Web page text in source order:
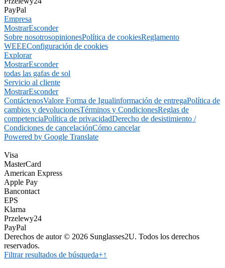
PayPal
Empresa
MostrarEsconder
Sobre nosotrosopinionesPolítica de cookiesReglamento
WEEEConfiguración de cookies
Explorar
MostrarEsconder
todas las gafas de sol
Servicio al cliente
MostrarEsconder
ContáctenosValore Forma de Igualinformación de entregaPolítica de
cambios y devolucionesTérminos y CondicionesReglas de
competenciaPolítica de privacidadDerecho de desistimiento /
Condiciones de cancelaciónCómo cancelar
Powered by Google Translate
Visa
MasterCard
American Express
Apple Pay
Bancontact
EPS
Klarna
Przelewy24
PayPal
Derechos de autor © 2026 Sunglasses2U. Todos los derechos
reservados.
Filtrar resultados de búsqueda+↑